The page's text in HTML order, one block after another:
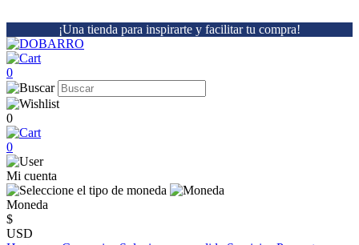
¡Una tienda para inspirarte y facilitar tu compra!
0
0
0
Mi cuenta
Moneda
$
USD